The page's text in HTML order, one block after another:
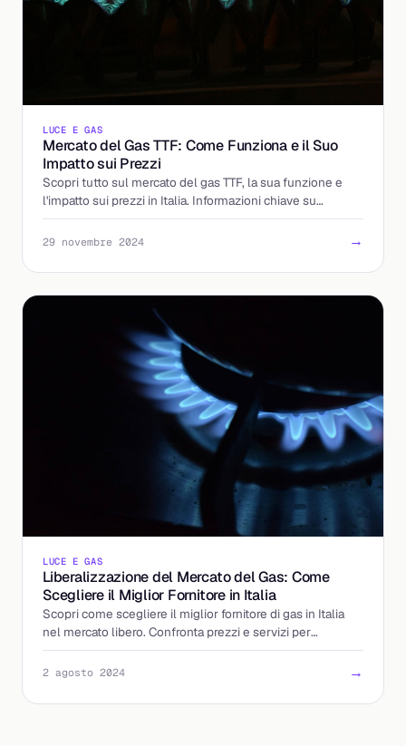
LUCE E GAS
Mercato del Gas TTF: Come Funziona e il Suo
Impatto sui Prezzi
Scopri tutto sul mercato del gas TTF, la sua funzione e
l'impatto sui prezzi in Italia. Informazioni chiave su
dinamiche di mercato.
29 novembre 2024 →
LUCE E GAS
Liberalizzazione del Mercato del Gas: Come
Scegliere il Miglior Fornitore in Italia
Scopri come scegliere il miglior fornitore di gas in Italia
nel mercato libero. Confronta prezzi e servizi per
risparmiare e ottenere più vantaggi
2 agosto 2024 →